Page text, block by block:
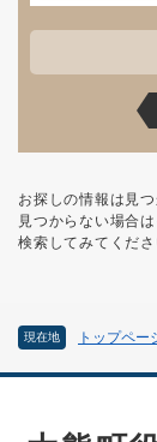
現在地 トップペー
お探しの情報は見
見つからない場合
検索してみてくださ